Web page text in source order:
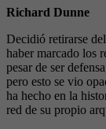
Richard Dunne
Decidió retirarse
haber marcado los
pesar de ser
pero esto se vio
ha hecho en la
red de su propio